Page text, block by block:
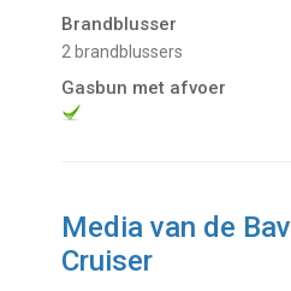
Brandblusser
2 brandblussers
Gasbun met afvoer
Media van de
Cruiser